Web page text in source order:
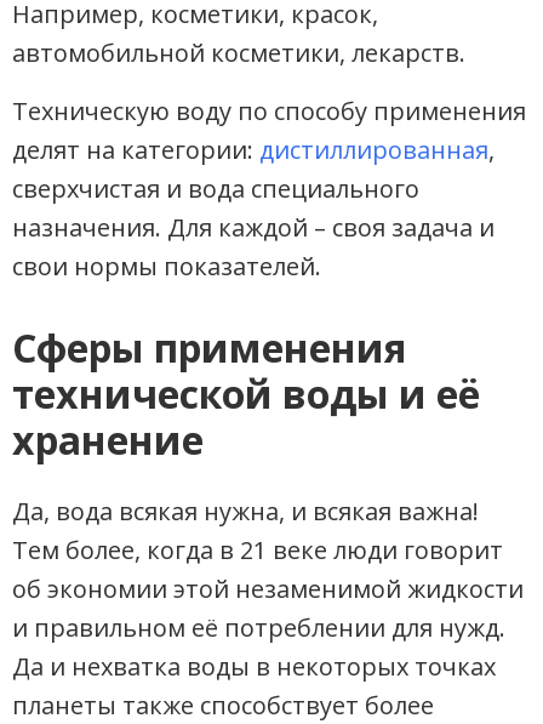
Например, косметики, красок,
автомобильной косметики, лекарств.
Техническую воду по способу применения
делят на категории: дистиллированная,
сверхчистая и вода специального
назначения. Для каждой – своя задача и
свои нормы показателей.
Сферы применения
технической воды и её
хранение
Да, вода всякая нужна, и всякая важна!
Тем более, когда в 21 веке люди говорит
об экономии этой незаменимой жидкости
и правильном её потреблении для нужд.
Да и нехватка воды в некоторых точках
планеты также способствует более